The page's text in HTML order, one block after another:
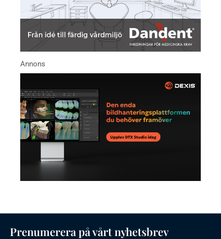
Prenumerera på vårt nyhetsbrev